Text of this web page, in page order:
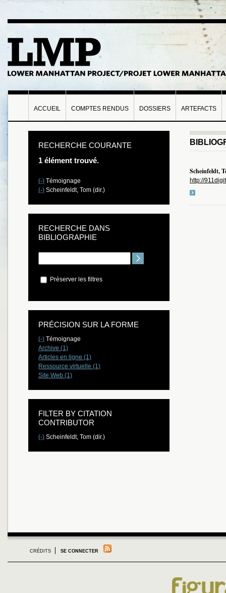
ACCUEIL COMPTES RENDUS DOSSIERS ARTEFACTS
Scheinfeldt,
http://
RECHERCHE COURANTE
1 élément trouvé.
(-) Témoignage
(-) Scheinfeldt, Tom (dir.)
RECHERCHE DANS
BIBLIOGRAPHIE
Préserver les filtres
PRÉCISION SUR LA FORME
(-) Témoignage
Archive (1)
Articles en ligne (1)
Ressource virtuelle (1)
Site Web (1)
FILTER BY CITATION
CONTRIBUTOR
(-) Scheinfeldt, Tom (dir.)
CRÉDITS SE CONNECTER